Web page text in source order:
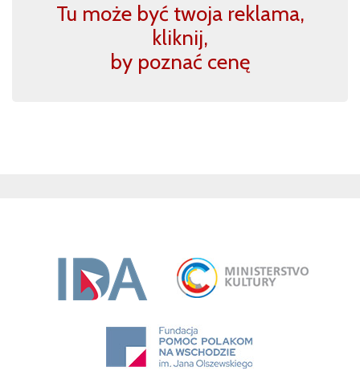
Tu może być twoja reklama,
kliknij,
by poznać cenę